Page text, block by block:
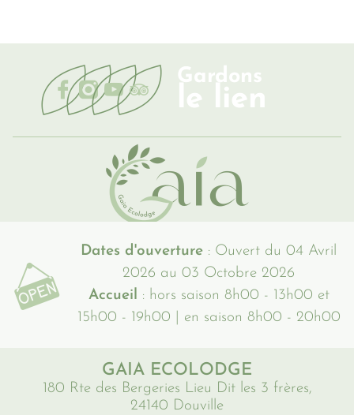
Gardons
le lien
Dates d'ouverture : Ouvert du 04 Avril
2026 au 03 Octobre 2026
Accueil : hors saison 8h00 - 13h00 et
15h00 - 19h00 | en saison 8h00 - 20h00
GAIA ECOLODGE
180 Rte des Bergeries Lieu Dit les 3 frères,
24140 Douville